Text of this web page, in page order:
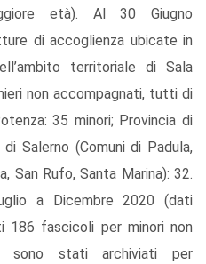
età). Al 30 Giugno
di accoglienza ubicate in
territoriale di Sala
non accompagnati, tutti di
35 minori; Provincia di
Salerno (Comuni di Padula,
San Rufo, Santa Marina): 32.
a Dicembre 2020 (dati
186 fascicoli per minori non
sono stati archiviati per